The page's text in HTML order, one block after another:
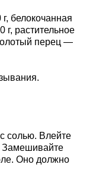
белокочанная
г, растительное
перец —
солью. Влейте
Замешивайте
Оно должно